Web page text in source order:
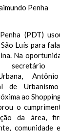
Penha
(PDT)
Luís para
Na
secretário
de
ao
o
da área,
comunidade